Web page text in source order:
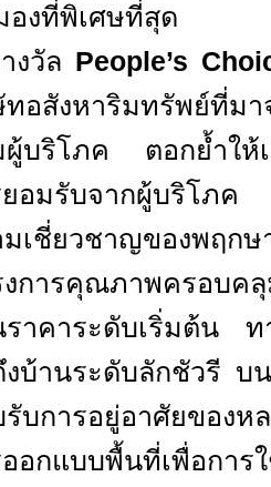
องที่พิเศษที่สุด
งวัล People’s
อสังหาริมทรัพย์ที่มา
ผู้บริโภค ตอกย้ำให้
ยอมรับจากผู้บริโภ
มเชี่ยวชาญของพฤก
งการคุณภาพครอบ
ราคาระดับเริ่มต้น
งบ้านระดับลักชัวรี
รับการอยู่อาศัยของ
ออกแบบพื้นที่เพื่อกา